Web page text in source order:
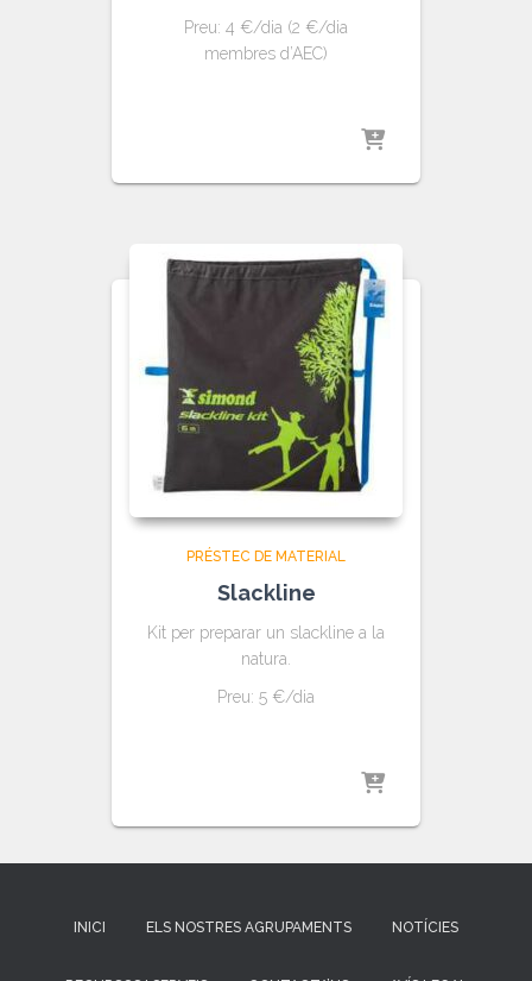
Preu: 4 €/dia (2 €/dia
membres d’AEC)
PRÉSTEC DE MATERIAL
Slackline
Kit per preparar un slackline a la
natura.
Preu: 5 €/dia
INICI ELS NOSTRES AGRUPAMENTS NOTÍCIES